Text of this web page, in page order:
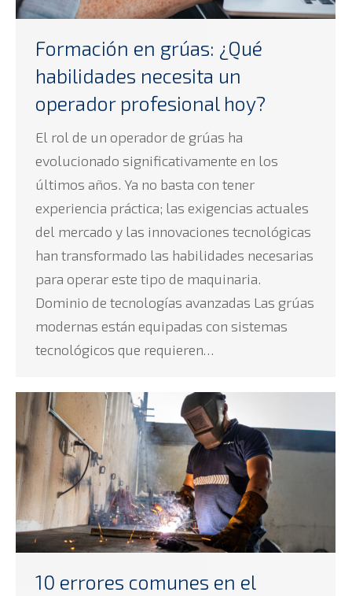
Formación en grúas: ¿Qué
habilidades necesita un
operador profesional hoy?
El rol de un operador de grúas ha
evolucionado significativamente en los
últimos años. Ya no basta con tener
experiencia práctica; las exigencias actuales
del mercado y las innovaciones tecnológicas
han transformado las habilidades necesarias
para operar este tipo de maquinaria.
Dominio de tecnologías avanzadas Las grúas
modernas están equipadas con sistemas
tecnológicos que requieren…
10 errores comunes en el